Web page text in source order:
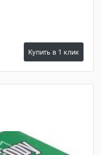
Купить в 1 клик